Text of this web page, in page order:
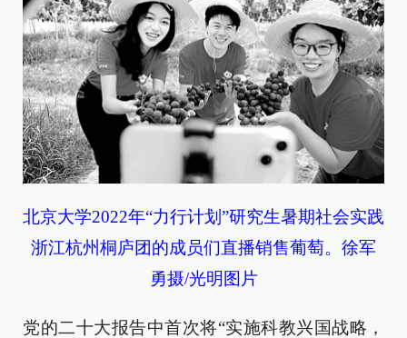
北京大学2022年“力行计划”研究生暑期社会实践
浙江杭州桐庐团的成员们直播销售葡萄。徐军
勇摄/光明图片
党的二十大报告中首次将“实施科教兴国战略，